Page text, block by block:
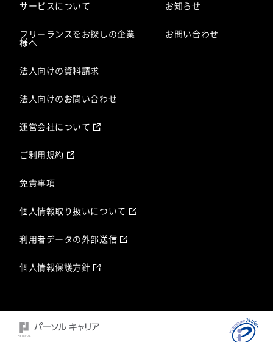
サービスについて
フリーランスをお探しの企業
様へ
法人向けの資料請求
法人向けのお問い合わせ
お知らせ
お問い合わせ
運営会社について
ご利用規約
免責事項
個人情報取り扱いについて
利用者データの外部送信
個人情報保護方針